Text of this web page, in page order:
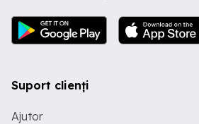
Suport clienți
Ajutor